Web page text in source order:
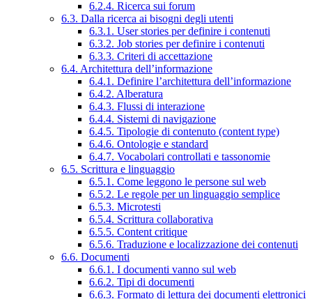
6.2.4. Ricerca sui forum
6.3. Dalla ricerca ai bisogni degli utenti
6.3.1. User stories per definire i contenuti
6.3.2. Job stories per definire i contenuti
6.3.3. Criteri di accettazione
6.4. Architettura dell’informazione
6.4.1. Definire l’architettura dell’informazione
6.4.2. Alberatura
6.4.3. Flussi di interazione
6.4.4. Sistemi di navigazione
6.4.5. Tipologie di contenuto (content type)
6.4.6. Ontologie e standard
6.4.7. Vocabolari controllati e tassonomie
6.5. Scrittura e linguaggio
6.5.1. Come leggono le persone sul web
6.5.2. Le regole per un linguaggio semplice
6.5.3. Microtesti
6.5.4. Scrittura collaborativa
6.5.5. Content critique
6.5.6. Traduzione e localizzazione dei contenuti
6.6. Documenti
6.6.1. I documenti vanno sul web
6.6.2. Tipi di documenti
6.6.3. Formato di lettura dei documenti elettronici